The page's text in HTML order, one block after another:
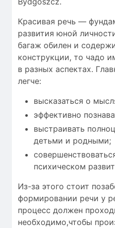
Красивая речь —
развития юной
багаж обилен и
конструкции, то чадо
в разных аспектах.
легче:
высказаться о
эффективно
выстраивать
детьми и родными;
психическом
Из-за этого стоит
формировании речи у
процесс должен
необходимо,чтобы